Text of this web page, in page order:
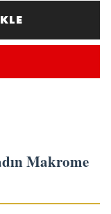
Makrome